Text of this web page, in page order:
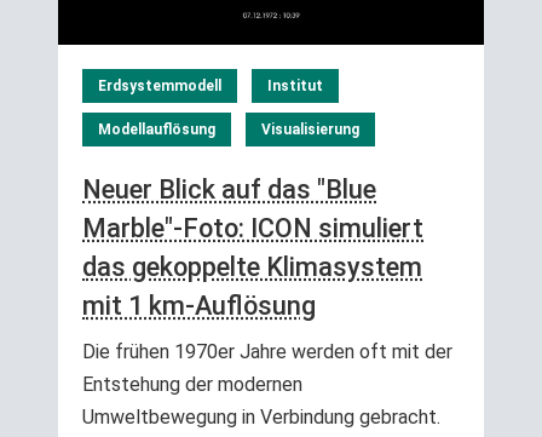
Erdsystemmodell Institut
Modellauflösung Visualisierung
Neuer Blick auf das "Blue
Marble"-Foto: ICON simuliert
das gekoppelte Klimasystem
mit 1 km-Auflösung
Die frühen 1970er Jahre werden oft mit der
Entstehung der modernen
Umweltbewegung in Verbindung gebracht.